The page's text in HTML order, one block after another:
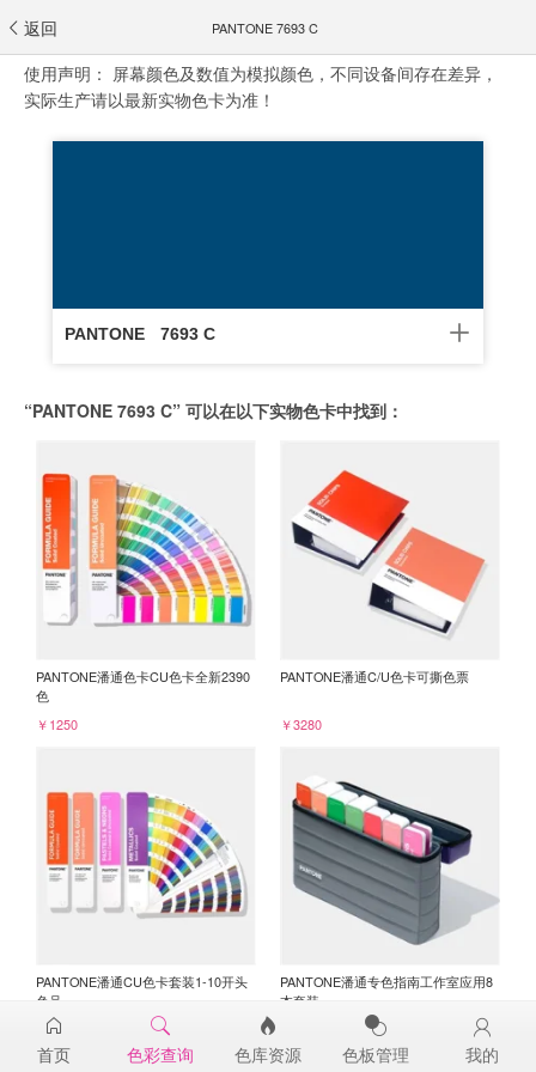
返回 PANTONE 7693 C
使用声明： 屏幕颜色及数值为模拟颜色，不同设备间存在差异，
实际生产请以最新实物色卡为准！
PANTONE 7693 C
“PANTONE 7693 C” 可以在以下实物色卡中找到：
PANTONE潘通色卡CU色卡全新2390
色
￥1250
PANTONE潘通C/U色卡可撕色票
￥3280
PANTONE潘通CU色卡套装1-10开头
色号
￥3045
PANTONE潘通专色指南工作室应用8
本套装
首页 色彩查询 色库资源 色板管理 我的